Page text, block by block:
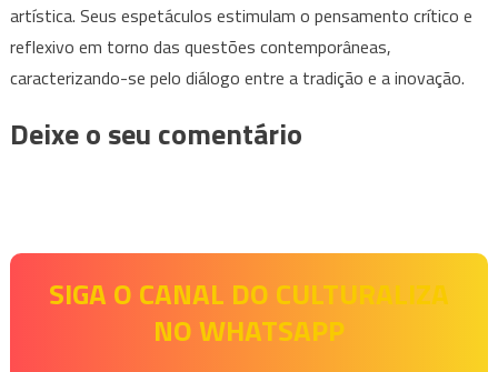
artística. Seus espetáculos estimulam o pensamento crítico e
reflexivo em torno das questões contemporâneas,
caracterizando-se pelo diálogo entre a tradição e a inovação.
Deixe o seu comentário
SIGA O CANAL DO CULTURALIZA
NO WHATSAPP